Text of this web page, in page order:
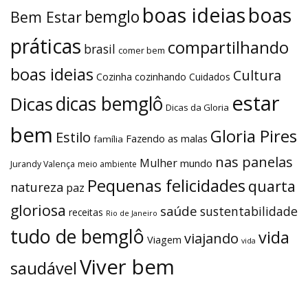
Bem Estar bemglo boas ideiasboas
práticas brasil comer bem compartilhando
boas ideias Cozinha cozinhando Cuidados Cultura
Dicasdicas bemglô Dicas da Gloria estar
bem Estilo família Fazendo as malas Gloria Pires
Jurandy Valença meio ambiente Mulher mundo nas panelas
natureza paz Pequenas felicidades quarta
gloriosa receitas Rio de Janeiro saúde sustentabilidade
tudo de bemglô Viagem viajando vida vida
saudávelViver bem